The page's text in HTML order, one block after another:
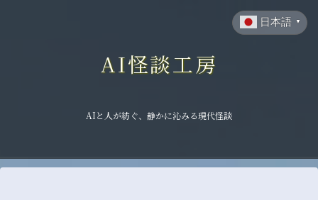
AI怪談工房
AIと人が紡ぐ、静かに沁みる現代怪談
日本語 ▼